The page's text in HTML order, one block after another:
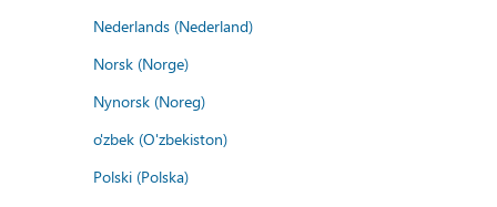
Nederlands (Nederland)
Norsk (Norge)
Nynorsk (Noreg)
o'zbek (O'zbekiston)
Polski (Polska)